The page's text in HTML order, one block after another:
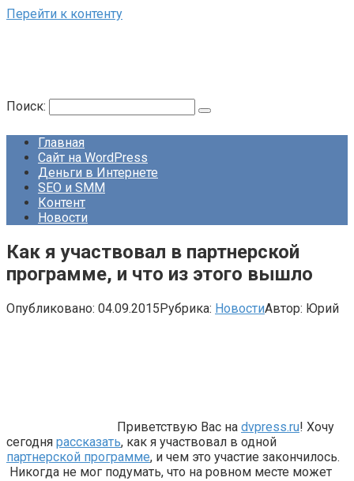
Перейти к контенту
Поиск:
Главная
Сайт на WordPress
Деньги в Интернете
SEO и SMM
Контент
Новости
Как я участвовал в партнерской
программе, и что из этого вышло
Опубликовано: 04.09.2015Рубрика: НовостиАвтор: Юрий
Приветствую Вас на dvpress.ru! Хочу
сегодня рассказать, как я участвовал в одной
партнерской программе, и чем это участие закончилось.
Никогда не мог подумать, что на ровном месте может